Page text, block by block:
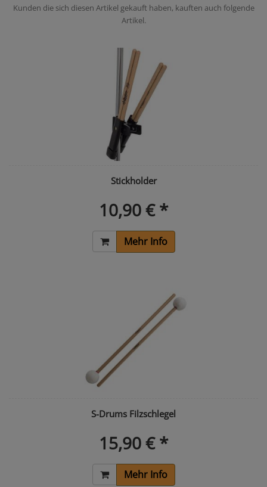
Kunden die sich diesen Artikel gekauft haben, kauften auch folgende
Artikel.
Stickholder
10,90 € *
Mehr Info
S-Drums Filzschlegel
15,90 € *
Mehr Info